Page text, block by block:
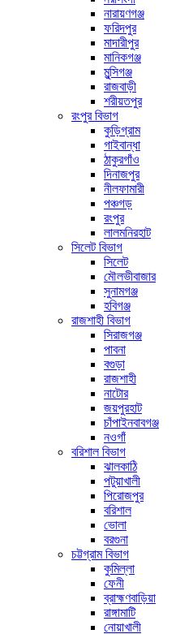
নারায়ণগঞ্জ
ফরিদপুর
মাদারীপুর
মানিকগঞ্জ
মুন্সিগঞ্জ
রাজবাড়ী
শরীয়তপুর
রংপুর বিভাগ
কুড়িগ্রাম
গাইবান্ধা
ঠাকুরগাঁও
দিনাজপুর
নীলফামারী
পঞ্চগড়
রংপুর
লালমনিরহাট
সিলেট বিভাগ
সিলেট
মৌলভীবাজার
সুনামগঞ্জ
হবিগঞ্জ
রাজশাহী বিভাগ
সিরাজগঞ্জ
পাবনা
বগুড়া
রাজশাহী
নাটোর
জয়পুরহাট
চাঁপাইনবাবগঞ্জ
নওগাঁ
বরিশাল বিভাগ
ঝালকাঠি
পটুয়াখালী
পিরোজপুর
বরিশাল
ভোলা
বরগুনা
চট্টগ্রাম বিভাগ
কুমিল্লা
ফেনী
ব্রাহ্মণবাড়িয়া
রাঙ্গামাটি
নোয়াখালী